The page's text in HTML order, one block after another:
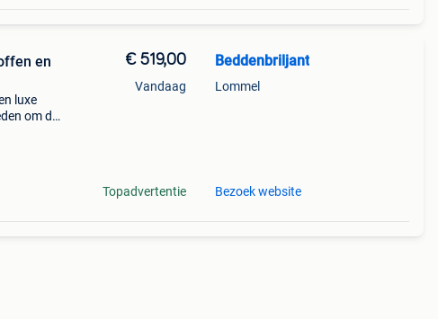
en
luxe
om de
€ 519,00
Vandaag
Topadvertentie
Beddenbriljant
Lommel
Bezoek website